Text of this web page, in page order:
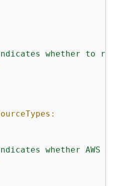
whether to
whether AWS